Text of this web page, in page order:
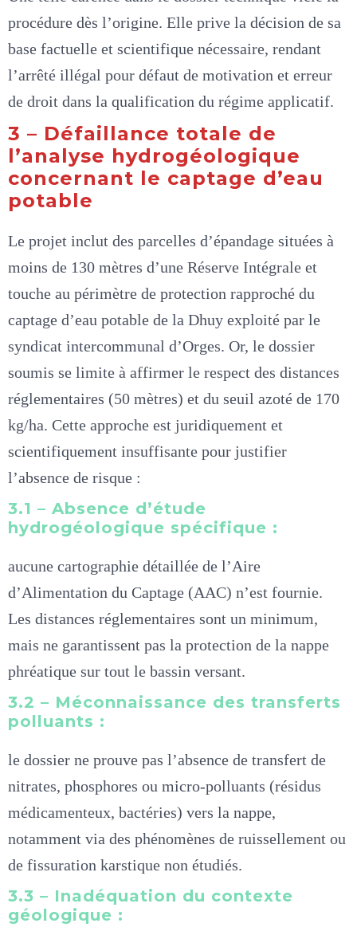
procédure dès l’origine. Elle prive la décision de sa
base factuelle et scientifique nécessaire, rendant
l’arrêté illégal pour défaut de motivation et erreur
de droit dans la qualification du régime applicatif.
3 – Défaillance totale de
l’analyse hydrogéologique
concernant le captage d’eau
potable
Le projet inclut des parcelles d’épandage situées à
moins de 130 mètres d’une Réserve Intégrale et
touche au périmètre de protection rapproché du
captage d’eau potable de la Dhuy exploité par le
syndicat intercommunal d’Orges. Or, le dossier
soumis se limite à affirmer le respect des distances
réglementaires (50 mètres) et du seuil azoté de 170
kg/ha. Cette approche est juridiquement et
scientifiquement insuffisante pour justifier
l’absence de risque :
3.1 – Absence d’étude
hydrogéologique spécifique :
aucune cartographie détaillée de l’Aire
d’Alimentation du Captage (AAC) n’est fournie.
Les distances réglementaires sont un minimum,
mais ne garantissent pas la protection de la nappe
phréatique sur tout le bassin versant.
3.2 – Méconnaissance des transferts
polluants :
le dossier ne prouve pas l’absence de transfert de
nitrates, phosphores ou micro-polluants (résidus
médicamenteux, bactéries) vers la nappe,
notamment via des phénomènes de ruissellement ou
de fissuration karstique non étudiés.
3.3 – Inadéquation du contexte
géologique :